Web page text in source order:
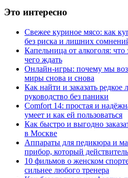
Это интересно
Свежее куриное мясо: как
без риска и лишних
Капельница от алкоголя: что
чего ждать
Онлайн-игры: почему мы
миры снова и снова
Как найти и заказать редкое
руководство без паники
Comfort 14: простая и
умеет и как ей пользоваться
Как быстро и выгодно
в Москве
Аппараты для педикюра и
прибор, который
10 фильмов о женском
сильнее любого тренера